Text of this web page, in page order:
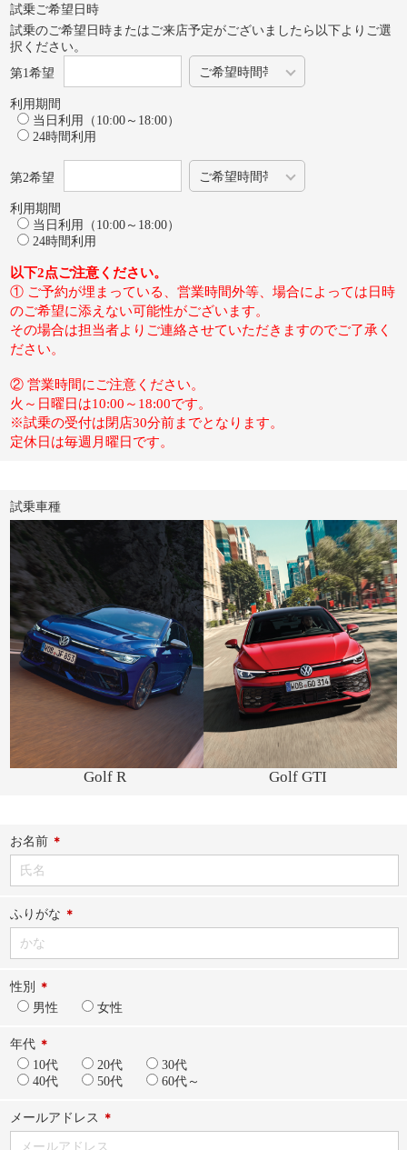
試乗ご希望日時
試乗のご希望日時またはご来店予定がございましたら以下よりご選
択ください。
第1希望
利用期間
当日利用（10:00～18:00）
24時間利用
第2希望
利用期間
当日利用（10:00～18:00）
24時間利用
以下2点ご注意ください。
① ご予約が埋まっている、営業時間外等、場合によっては日時
のご希望に添えない可能性がございます。
その場合は担当者よりご連絡させていただきますのでご了承く
ださい。
② 営業時間にご注意ください。
火～日曜日は10:00～18:00です。
※試乗の受付は閉店30分前までとなります。
定休日は毎週月曜日です。
試乗車種
Golf R Golf GTI
お名前
ふりがな
性別
男性
女性
年代
10代
20代
30代
40代
50代 60代～
メールアドレス